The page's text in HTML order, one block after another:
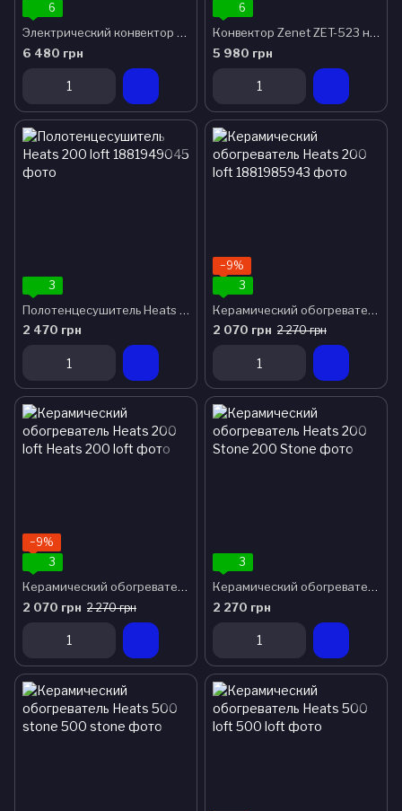
6
Электрический конвектор Zenet Zet-526
6 480 грн
6
Конвектор Zenet ZET-523 на 1000W
5 980 грн
3
Полотенцесушитель Heats 200 loft
2 470 грн
−9%
3
Керамический обогреватель Heats 200 loft
2 070 грн 2 270 грн
−9%
3
Керамический обогреватель Heats 200 loft
2 070 грн 2 270 грн
3
Керамический обогреватель Heats 200 Stone
2 270 грн